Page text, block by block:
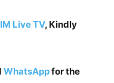
Live TV, Kindly
WhatsAppfor the